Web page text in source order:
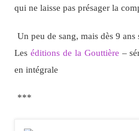
qui ne laisse pas présager la
Un peu de sang, mais dès 9
Les éditions de la Gouttière –
en intégrale
***